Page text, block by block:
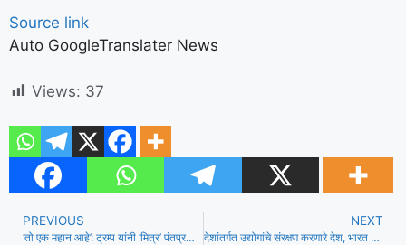
Source link
Auto GoogleTranslater News
Views: 37
PREVIOUS
‘तो एक महान आहे’: ट्रम्प यांनी ‘मित्र’ पंतप्रधान मोदींचे विक्रमी कार्यकाळाबद्दल अभिनंदन केले
NEXT
देशांतर्गत उद्योगांचे संरक्षण करणारे देश, भारत अपवाद नाही: जागतिक व्यापारावर पियुष गोयल